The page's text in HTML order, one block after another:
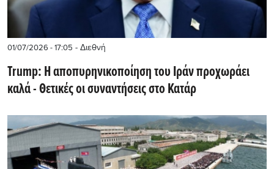
01/07/2026 - 17:05 - Διεθνή
Trump: Η αποπυρηνικοποίηση του Ιράν προχωράει
καλά - Θετικές οι συναντήσεις στο Κατάρ